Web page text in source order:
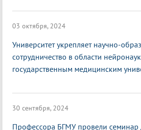
03 октября, 2024
Университет укрепляет научно-
сотрудничество в области
государственным медицинским
30 сентября, 2024
Профессора БГМУ провели семинар